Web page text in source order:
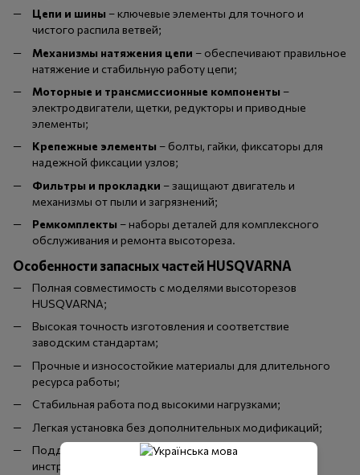
Цепи и шины – ключевые элементы для точного и
чистого распила ветвей;
Механизмы натяжения цепи – обеспечивают правильное
натяжение и стабильную работу цепи;
Моторные и трансмиссионные компоненты –
электродвигатели, щетки, редукторы и приводные
элементы;
Крепежные элементы – болты, гайки, фиксаторы для
надежной фиксации узлов;
Фильтры и прокладки – защищают двигатель и
механизмы от пыли и загрязнений;
Ремкомплекты – наборы деталей для комплексного
обслуживания и ремонта высотореза.
Особенности запасных частей HUSQVARNA
Полная совместимость с моделями высоторезов
HUSQVARNA;
Высокая точность изготовления и соответствие
заводским стандартам;
Прочные и износостойкие материалы для длительного
ресурса работы;
Стабильная работа под высокими нагрузками;
Легкая установка без дополнительных модификаций;
Поддержка оптимальной производительности
инструмента и точности реза.